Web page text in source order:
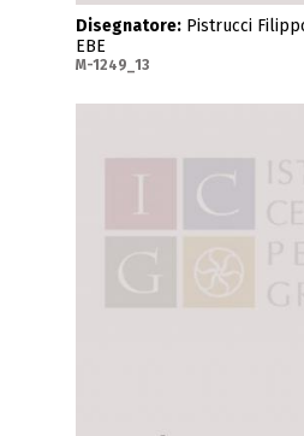
Disegnatore: Pistrucci
EBE
M-1249_13